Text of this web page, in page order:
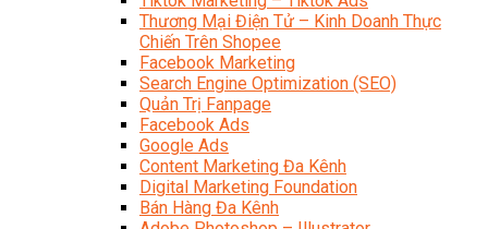
Thương Mại Điện Tử – Kinh Doanh Thực
Chiến Trên Shopee
Facebook Marketing
Search Engine Optimization (SEO)
Quản Trị Fanpage
Facebook Ads
Google Ads
Content Marketing Đa Kênh
Digital Marketing Foundation
Bán Hàng Đa Kênh